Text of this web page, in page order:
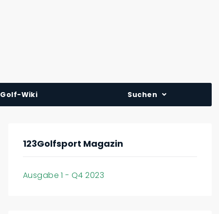
Golf-Wiki Suchen
123Golfsport Magazin
Ausgabe 1 - Q4 2023